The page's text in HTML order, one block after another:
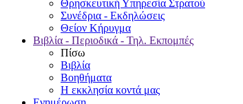
Θρησκευτική Υπηρεσία Στρατού
Συνέδρια - Εκδηλώσεις
Θείον Κήρυγμα
Βιβλία - Περιοδικά - Τηλ. Εκπομπές
Πίσω
Βιβλία
Βοηθήματα
Η εκκλησία κοντά μας